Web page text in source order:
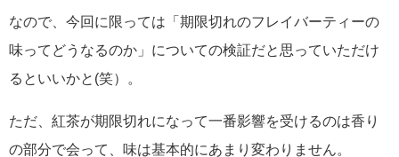
なので、今回に限っては「期限切れのフレイバーティーの
味ってどうなるのか」についての検証だと思っていただけ
るといいかと(笑）。
ただ、紅茶が期限切れになって一番影響を受けるのは香り
の部分で会って、味は基本的にあまり変わりません。